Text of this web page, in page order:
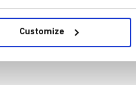
Customize